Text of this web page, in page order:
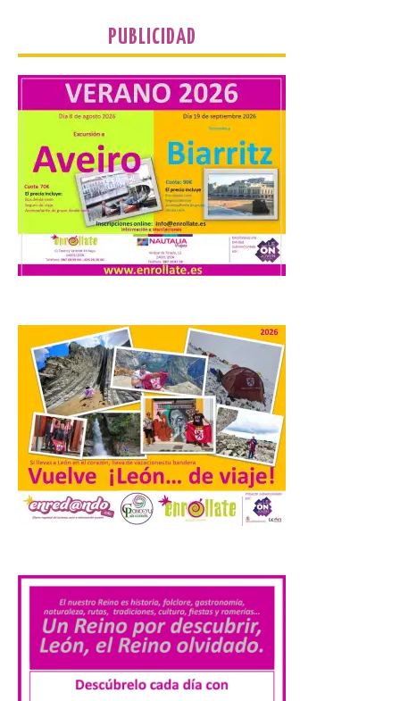
Camarzius fest: frente al
macroevento, un festival
cultural transformador
que apuesta por el legado.
6 Ago 2026
Los días 7, 8 y 9 de agosto
de 2026, Camarzana de
Tera volverá a convertirse
en punto de encuentro,
música en directo mueve grandes
fenómenos de […]
El Ayuntamiento de
Cabrillanes analizará,
conforme a la legalidad, la
solicitud para la
celebración del Iberia
Eclipse Festival
Durante la mañana de ayer
miércoles ha sido
registrada en el
Ayuntamiento una
solicitud relacionada con
la celebración de este evento. Ante las
informaciones aparecidas en distintos
medios de comunicación sobre la posible
PUBLICIDAD